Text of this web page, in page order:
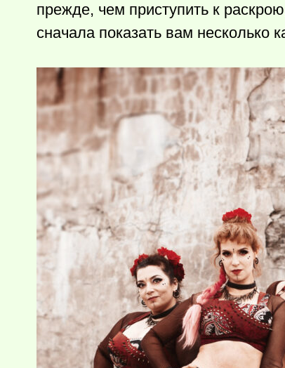
прежде, чем приступить к
сначала показать вам несколько